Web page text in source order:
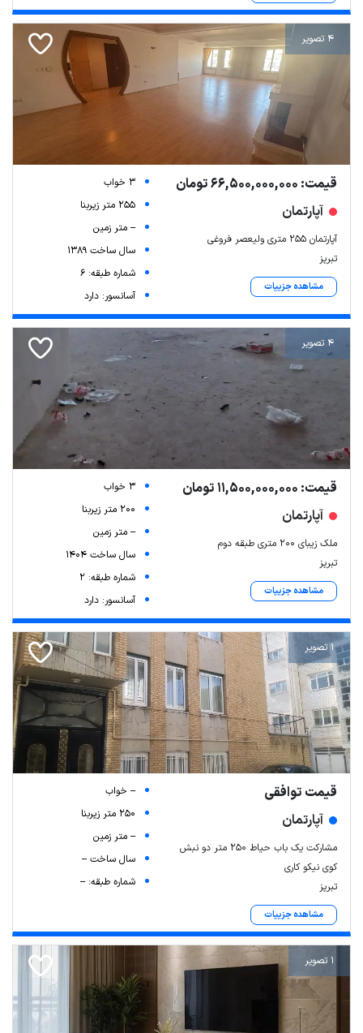
4 تصویر
قیمت: 66,500,000,000 تومان
آپارتمان
آپارتمان ۲۵۵ متری ولیعصر فروغی
تبریز
مشاهده جزییات
3 خواب
255 متر زیربنا
-- متر زمین
سال ساخت 1389
شماره طبقه: 6
آسانسور: دارد
4 تصویر
قیمت: 11,500,000,000 تومان
آپارتمان
ملک زیبای ۲۰۰ متری طبقه دوم
تبریز
مشاهده جزییات
3 خواب
200 متر زیربنا
-- متر زمین
سال ساخت 1404
شماره طبقه: 2
آسانسور: دارد
1 تصویر
قیمت توافقی
آپارتمان
مشارکت یک باب حیاط ۲۵۰ متر دو نبش
کوی نیکو کاری
تبریز
مشاهده جزییات
-- خواب
250 متر زیربنا
-- متر زمین
سال ساخت --
شماره طبقه: --
1 تصویر